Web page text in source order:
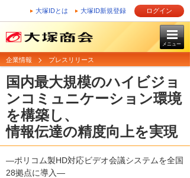
大塚IDとは 大塚ID新規登録 ログイン
メニュー
企業情報 プレスリリース
国内最大規模のハイビジョ
ンコミュニケーション環境
を構築し、
情報伝達の精度向上を実現
―ポリコム製HD対応ビデオ会議システムを全国
28拠点に導入―